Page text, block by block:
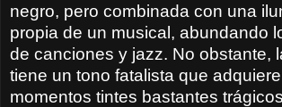
negro, pero combinada con una
propia de un musical, abundando
de canciones y jazz. No obstante,
tiene un tono fatalista que
momentos tintes bastantes